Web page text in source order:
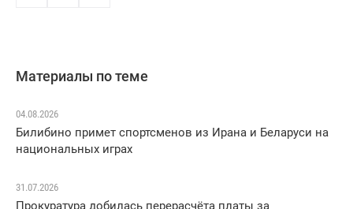
Материалы по теме
04.08.2026
Билибино примет спортсменов из Ирана и Беларуси на
национальных играх
31.07.2026
Прокуратура добилась перерасчёта платы за